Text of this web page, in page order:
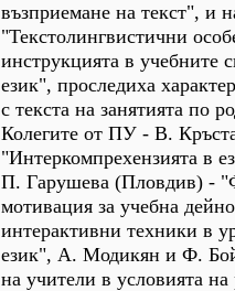
възприемане на текст", и
"Текстолингвистични
инструкцията в учебните
език", проследиха
с текста на занятията по
Колегите от ПУ - В.
"Интеркомпрехензията в
П. Гарушева (Пловдив) -
мотивация за учебна
интерактивни техники в
език", А. Модикян и Ф.
на учители в условията на